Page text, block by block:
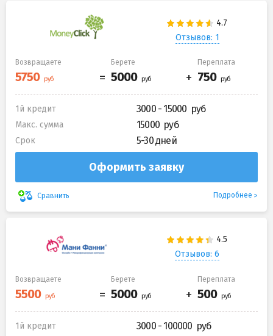
Отзывов: 1
Возвращаете Берете Переплата
1й кредит 3000 - 15000
Макс. сумма 15000
Срок 5-30 дней
Оформить заявку
Сравнить Подробнее
Отзывов: 6
Возвращаете Берете Переплата
1й кредит
3000 - 100000